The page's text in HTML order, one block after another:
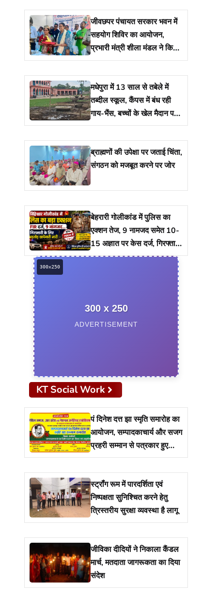
जीवछपर पंचायत सरकार भवन में
सहयोग शिविर का आयोजन,
प्रभारी मंत्री शीला मंडल ने किया
शुभारंभ
मधेपुरा में 13 साल से तबेले में
तब्दील स्कूल, कैंपस में बंध रही
गाय-भैंस, बच्चों के खेल मैदान पर
रखा है 17 नाद
ब्राह्मणों की उपेक्षा पर जताई चिंता,
संगठन को मजबूत करने पर जोर
बेहरारी गोलीकांड में पुलिस का
एक्शन तेज, 9 नामजद समेत 10-
15 अज्ञात पर केस दर्ज, गिरफ्तारी
को ताबड़तोड़ छापेमारी
300 x 250
ADVERTISEMENT
KT Social Work
पं दिनेश दत्त झा स्मृति समारोह का
आयोजन, सम्पादकाचार्य और सजग
प्रहरी सम्मान से पत्रकार हुए
सम्मानित
स्ट्रॉंग रूम में पारदर्शिता एवं
निष्पक्षता सुनिश्चित करने हेतु
त्रिस्तरीय सुरक्षा व्यवस्था है लागू
जीविका दीदियों ने निकाला कैंडल
मार्च, मतदाता जागरूकता का दिया
संदेश